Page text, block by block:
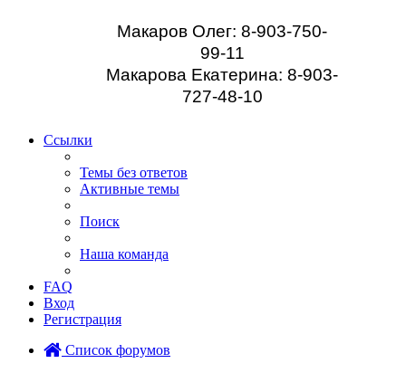
Макаров Олег: 8-903-750-
99-11
Макарова Екатерина: 8-903-
727-48-10
Ссылки
Темы без ответов
Активные темы
Поиск
Наша команда
FAQ
Вход
Регистрация
Список форумов